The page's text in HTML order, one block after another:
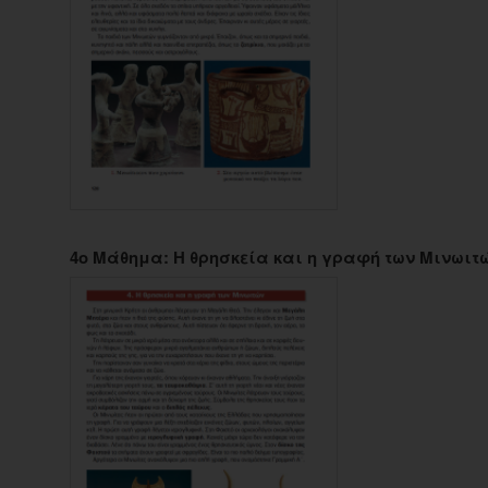
4ο Μάθημα: Η θρησκεία και η γραφή των